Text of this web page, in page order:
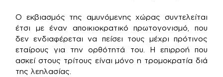
Ο εκβιασμός της αμυνόμενης χώρας συντελείται
έτσι με έναν αποικιοκρατικό πρωτογονισμό, που
δεν ενδιαφέρεται να πείσει τους μέχρι πρότινος
εταίρους για την ορθότητά του. Η επιρροή που
ασκεί στους τρίτους είναι μόνο η τρομοκρατία διά
της λεηλασίας.